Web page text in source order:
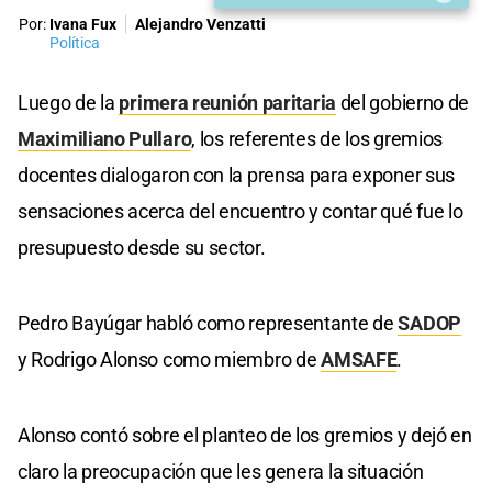
Por: Ivana Fux
Política
Alejandro Venzatti
Luego de la primera reunión paritaria del gobierno de
Maximiliano Pullaro, los referentes de los gremios
docentes dialogaron con la prensa para exponer sus
sensaciones acerca del encuentro y contar qué fue lo
presupuesto desde su sector.
Pedro Bayúgar habló como representante deSADOP
y Rodrigo Alonso como miembro deAMSAFE.
Alonso contó sobre el planteo de los gremios y dejó en
claro la preocupación que les genera la situación